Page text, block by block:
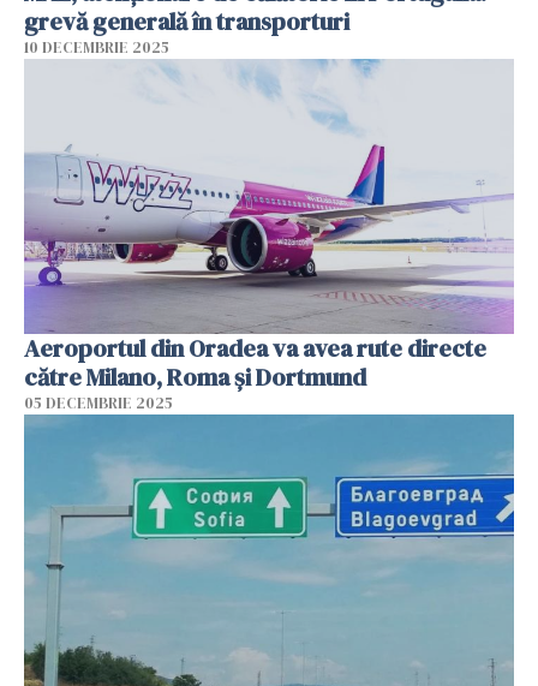
grevă generală în transporturi
10 DECEMBRIE 2025
Aeroportul din Oradea va avea rute directe
către Milano, Roma şi Dortmund
05 DECEMBRIE 2025